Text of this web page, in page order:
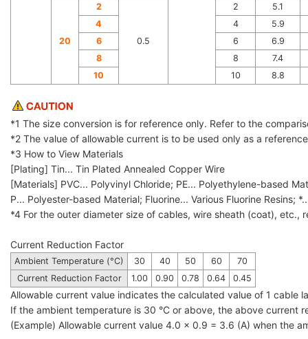
20
2
0.5
2
5.1
4
4
5.9
6
6
6.9
8
8
7.4
10
10 8.8
*1 The size conversion is for reference only. Refer to the
*2 The value of allowable current is to be used only as a
*3 How to View Materials
[Plating] Tin... Tin Plated Annealed Copper Wire
[Materials] ‌PVC... Polyvinyl Chloride; PE... Polyethylene-based
P... Polyester-based Material; Fluorine... Various Fluorine Resins;
*4 For the outer diameter size of cables, wire sheath (coat), etc.,
Current Reduction Factor
Ambient Temperature (°C) 30 40 50 60
70
Current Reduction Factor
1.00 0.90 0.78 0.64 0.45
Allowable current value indicates the calculated value of 1 cable
If the ambient temperature is 30 °C or above, the above current
(Example) Allowable current value 4.0 x 0.9 = 3.6 (A) when the